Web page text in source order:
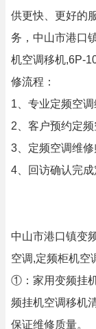
供更快、更好的
务，中山市港口
机空调移机,6P-
修流程：
1、专业定频空
2、客户预约定
3、定频空调维
4、回访确认完
中山市港口镇变
空调,定频柜机空
①：家用变频挂
频挂机空调移机
保证维修质量。